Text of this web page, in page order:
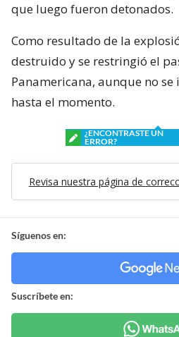
que luego fueron detonados.
Como resultado de la
destruido y se restringió el
Panamericana, aunque no
hasta el momento.
¿ENCONTRASTE UN
ERROR?
Revisa nuestra página de
Síguenos en:
Suscríbete en: